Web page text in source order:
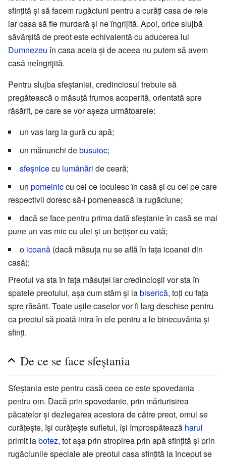
sfințită și să facem rugăciuni pentru a curăți casa de rele
iar casa să fie murdară și ne îngrijită. Apoi, orice slujbă
săvârșită de preot este echivalentă cu aducerea lui
Dumnezeu în casa aceia și de aceea nu putem să avem
casă neîngrijită.
Pentru slujba sfeștaniei, credinciosul trebuie să
pregătească o măsuță frumos acoperită, orientată spre
răsărit, pe care se vor așeza următoarele:
un vas larg la gură cu apă;
un mănunchi debusuioc;
sfeșnicecu lumânări de ceară;
un pomelniccu cei ce locuiesc în casă și cu cei pe care
respectivii doresc să-i pomenească la rugăciune;
dacă se face pentru prima dată sfeștanie în casă se mai
pune un vas mic cu ulei și un bețișor cu vată;
o icoană (dacă măsuța nu se află în fața icoanei din
casă);
Preotul va sta în fața măsuței iar credincioșii vor sta în
spatele preotului, așa cum stăm și labiserică, toți cu fața
spre răsărit. Toate ușile caselor vor fi larg deschise pentru
ca preotul să poată intra în ele pentru a le binecuvânta și
sfinți.
De ce se face sfeștania
Sfeștania este pentru casă ceea ce este spovedania
pentru om. Dacă prin spovedanie, prin mărturisirea
păcatelor și dezlegarea acestora de către preot, omul se
curățește, își curățește sufletul, își împrospătează harul
primit labotez, tot așa prin stropirea prin apă sfințită și prin
rugăciunile speciale ale preotul casa sfințită la început se